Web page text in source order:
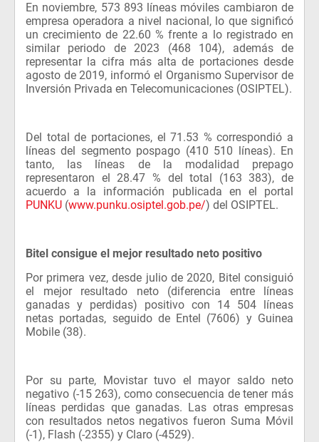
En noviembre, 573 893 líneas móviles cambiaron de
empresa operadora a nivel nacional, lo que significó
un crecimiento de 22.60 % frente a lo registrado en
similar periodo de 2023 (468 104), además de
representar la cifra más alta de portaciones desde
agosto de 2019, informó el Organismo Supervisor de
Inversión Privada en Telecomunicaciones (OSIPTEL).
Del total de portaciones, el 71.53 % correspondió a
líneas del segmento pospago (410 510 líneas). En
tanto, las líneas de la modalidad prepago
representaron el 28.47 % del total (163 383), de
acuerdo a la información publicada en el portal
PUNKU (www.punku.osiptel.gob.pe/) del OSIPTEL.
Bitel consigue el mejor resultado neto positivo
Por primera vez, desde julio de 2020, Bitel consiguió
el mejor resultado neto (diferencia entre líneas
ganadas y perdidas) positivo con 14 504 líneas
netas portadas, seguido de Entel (7606) y Guinea
Mobile (38).
Por su parte, Movistar tuvo el mayor saldo neto
negativo (-15 263), como consecuencia de tener más
líneas perdidas que ganadas. Las otras empresas
con resultados netos negativos fueron Suma Móvil
(-1), Flash (-2355) y Claro (-4529).